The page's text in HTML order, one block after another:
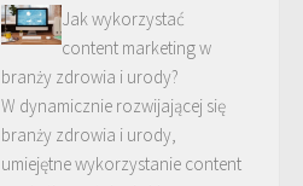
Jak wykorzystać
content marketing w
branży zdrowia i urody?
W dynamicznie rozwijającej się
branży zdrowia i urody,
umiejętne wykorzystanie content